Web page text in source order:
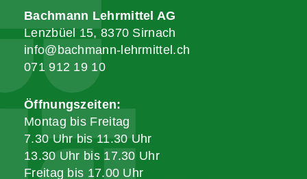
Bachmann Lehrmittel AG
Lenzbüel 15, 8370 Sirnach
info@bachmann-lehrmittel.ch
071 912 19 10
Öffnungszeiten:
Montag bis Freitag
7.30 Uhr bis 11.30 Uhr
13.30 Uhr bis 17.30 Uhr
Freitag bis 17.00 Uhr